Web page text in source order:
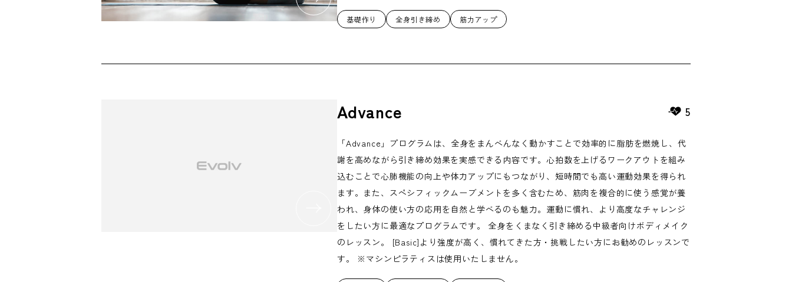
基礎作り 全身引き締め 筋力アップ
Advance 5
「Advance」プログラムは、全身をまんべんなく動かすことで効率的に脂肪を燃焼し、代
謝を高めながら引き締め効果を実感できる内容です。心拍数を上げるワークアウトを組み
込むことで心肺機能の向上や体力アップにもつながり、短時間でも高い運動効果を得られ
ます。また、スペシフィックムーブメントを多く含むため、筋肉を複合的に使う感覚が養
われ、身体の使い方の応用を自然と学べるのも魅力。運動に慣れ、より高度なチャレンジ
をしたい方に最適なプログラムです。 全身をくまなく引き締める中級者向けボディメイク
のレッスン。 [Basic]より強度が高く、慣れてきた方・挑戦したい方にお勧めのレッスンで
す。 ※マシンピラティスは使用いたしません。